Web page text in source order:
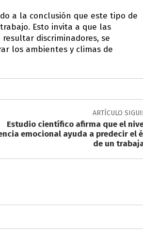
a la conclusión que este tipo de
Esto invita a que las
discriminadores, se
los ambientes y climas de
ARTÍCULO
Estudio científico afirma que el
emocional ayuda a predecir el
de un